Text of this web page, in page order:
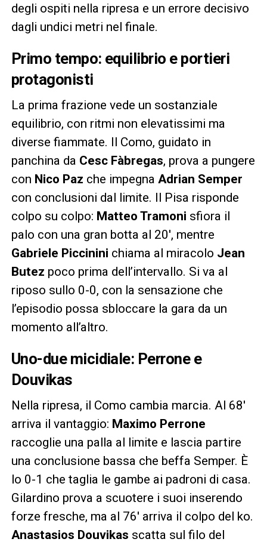
degli ospiti nella ripresa e un errore decisivo
dagli undici metri nel finale.
Primo tempo: equilibrio e portieri
protagonisti
La prima frazione vede un sostanziale
equilibrio, con ritmi non elevatissimi ma
diverse fiammate. Il Como, guidato in
panchina da Cesc Fàbregas, prova a pungere
con Nico Paz che impegna Adrian Semper
con conclusioni dal limite. Il Pisa risponde
colpo su colpo: Matteo Tramoni sfiora il
palo con una gran botta al 20′, mentre
Gabriele Piccinini chiama al miracolo Jean
Butez poco prima dell’intervallo. Si va al
riposo sullo 0-0, con la sensazione che
l’episodio possa sbloccare la gara da un
momento all’altro.
Uno-due micidiale: Perrone e
Douvikas
Nella ripresa, il Como cambia marcia. Al 68′
arriva il vantaggio: Maximo Perrone
raccoglie una palla al limite e lascia partire
una conclusione bassa che beffa Semper. È
lo 0-1 che taglia le gambe ai padroni di casa.
Gilardino prova a scuotere i suoi inserendo
forze fresche, ma al 76′ arriva il colpo del ko.
Anastasios Douvikas scatta sul filo del